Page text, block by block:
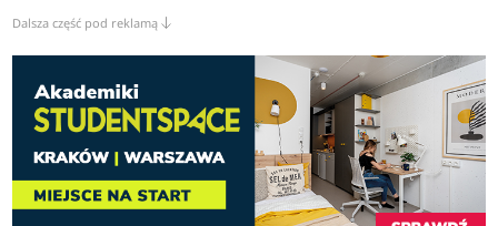
Dalsza część pod reklamą